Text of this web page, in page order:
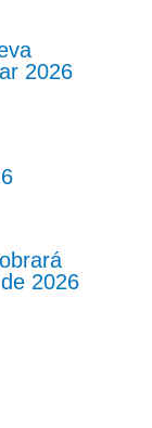
2026
2026